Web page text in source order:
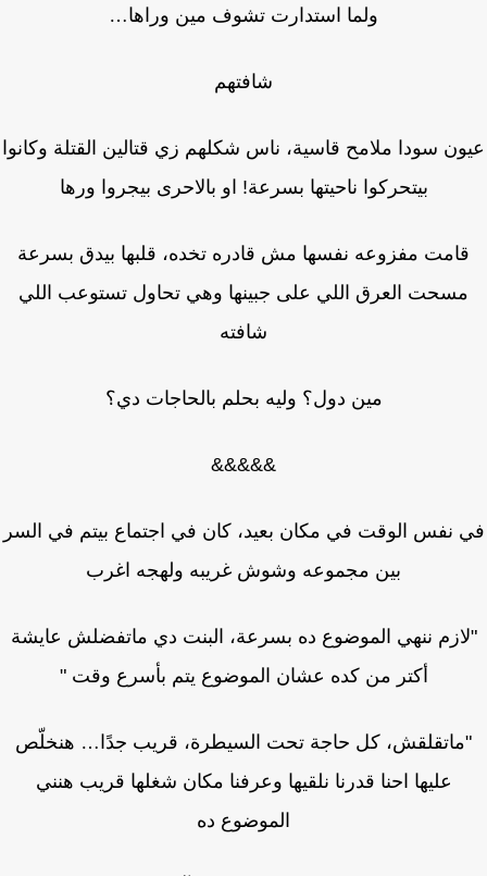
ولما استدارت تشوف مين وراها…
شافتهم
سودا ملامح قاسية، ناس شكلهم زي قتالين القتلة وكانوا
بيتحركوا ناحيتها بسرعة! او بالاحرى بيجروا ورها
مفزوعه نفسها مش قادره تخده، قلبها بيدق بسرعة
مسحت العرق اللي على جبينها وهي تحاول تستوعب اللي
شافته
مين دول؟ وليه بحلم بالحاجات دي؟
&&&&&
نفس الوقت في مكان بعيد، كان في اجتماع بيتم في السر
بين مجموعه وشوش غريبه ولهجه اغرب
ننهي الموضوع ده بسرعة، البنت دي ماتفضلش عايشة
أكتر من كده عشان الموضوع يتم بأسرع وقت "
كل حاجة تحت السيطرة، قريب جدًا… هنخلّص
عليها احنا قدرنا نلقيها وعرفنا مكان شغلها قريب هنني
الموضوع ده